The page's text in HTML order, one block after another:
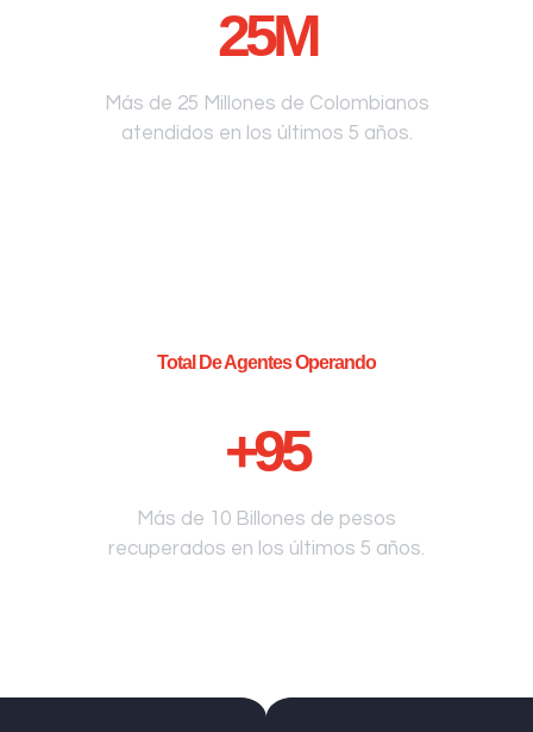
25M
Más de 25 Millones de Colombianos
atendidos en los últimos 5 años.
Total De Agentes Operando
+95
Más de 10 Billones de pesos
recuperados en los últimos 5 años.